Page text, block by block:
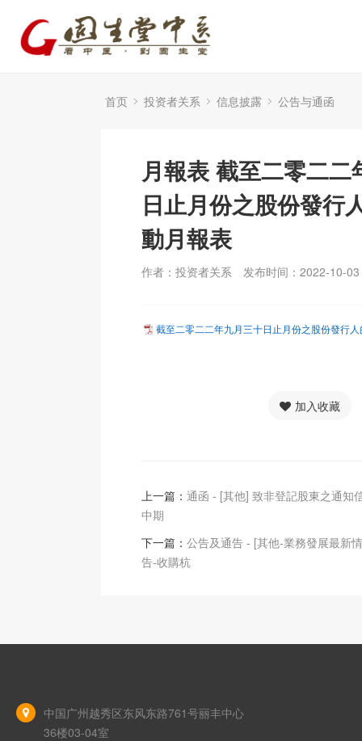
首页 投资者关系 信息披露 公告与通函
月報表 截至二零二二
日止月份之股份發行
動月報表
作者：投资者关系 发布时间：2022-10-03
截至二零二二年九月三十日止月份之股份發行
加入收藏
上一篇： 通函 - [其他] 致非登記股東之通知
中期
下一篇： 公告及通告 - [其他-業務發展最新
告-收購杭
中国广州越秀区东风东路761号丽丰中心
36楼03-04室